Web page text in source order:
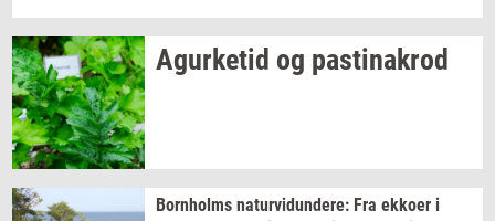
Agur­ke­tid og pa­stina­krod
Born­holms na­tur­vi­dun­de­re: Fra ek­ko­er i